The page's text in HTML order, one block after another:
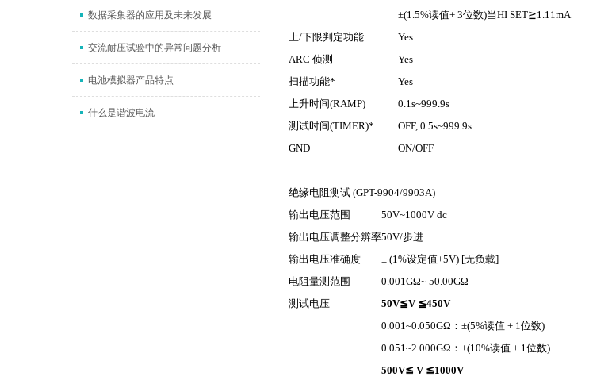
数据采集器的应用及未来发展
交流耐压试验中的异常问题分析
电池模拟器产品特点
什么是谐波电流
±(1.5%读值+ 3位数)当HI SET≧1.11mA
上/下限判定功能
Yes
ARC侦测
Yes
扫描功能*
Yes
上升时间(RAMP)
0.1s~999.9s
测试时间(TIMER)*
OFF, 0.5s~999.9s
GND
ON/OFF
绝缘电阻测试 (GPT-9904/9903A)
输出电压范围
50V~1000V dc
输出电压调整分辨率50V/步进
输出电压准确度
± (1%设定值+5V) [无负载]
电阻量测范围
0.001GΩ~ 50.00GΩ
测试电压
50V≦V ≦450V
0.001~0.050GΩ ：±(5%读值 + 1位数)
0.051~2.000GΩ ：±(10%读值 + 1位数)
500V≦ V ≦1000V